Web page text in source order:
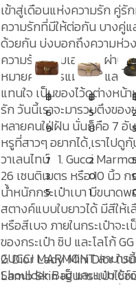
เข้าสู่เดือนแห่งความรัก คู่
ความรักที่มีให้ต่อกัน บางคู่แ
ด้วยกัน บ่งบอกถึงความห่ว
ความรักความเอาใจใส่ผ่าน
หมายความโรแมนติก และ
แทนใจ เป็นของไว้ดูต่างหน้
รัก วันนี้เราจะมารวบตึงขอ
หลายคนใฝ่ฝัน นั่นก็คือ 7 อั
หรูที่สาวๆ อยากได้ เราไปดูกันว่ามีอ
วาเลนไทน์ 1. Gucci Marmont Gucci Marmont มีขนาด
26 เซนติเมตร หรือ 10 นิ้ว
น้ำหนักกระเป๋าเบา มีขนาดพ
สตางค์แบบใบยาวได้ มีสีให้
หรือสีเบจ ภายในกระเป๋าจ
ของกระเป๋า ซิป และโลโก้
GUCCI MARMONT สามา
Shoulder Bag และแบบ Cross-
฿
6
9
,
7
3
5
฿
5
8
,
2
0
1
,
2. Dior Lady Mini Dior ใบ
Lamb Skin เป็นกระเป๋าไซ้ซ์